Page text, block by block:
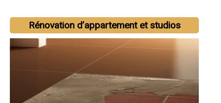
Rénovation d’appartement et studios